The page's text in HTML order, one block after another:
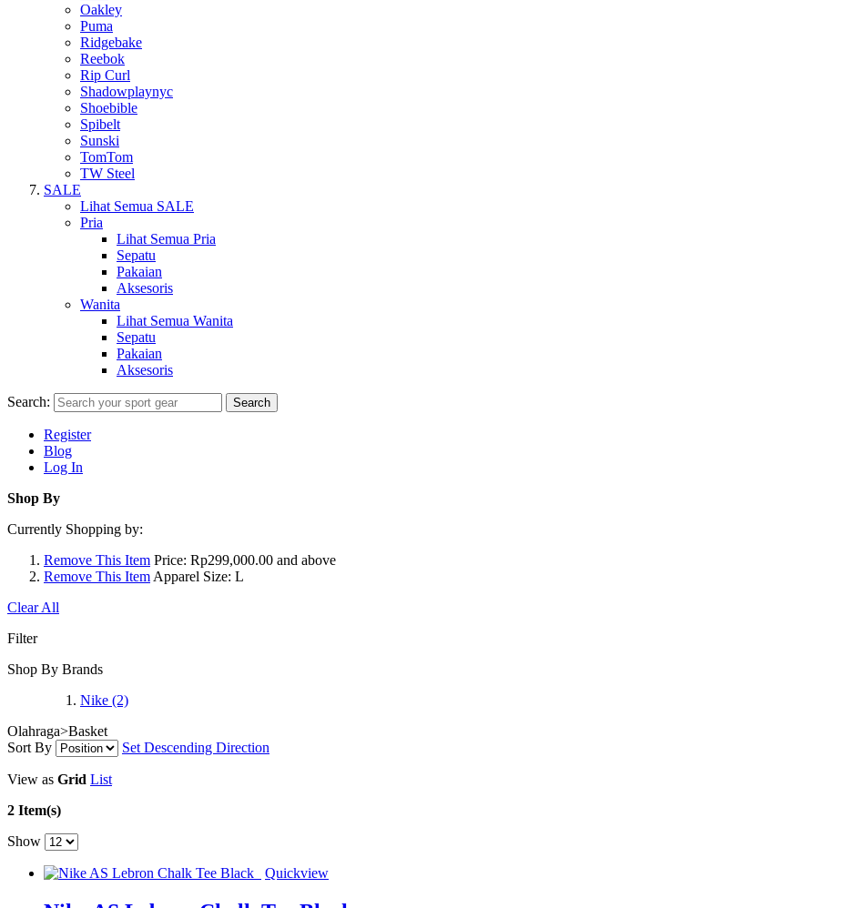
Oakley
Puma
Ridgebake
Reebok
Rip Curl
Shadowplaynyc
Shoebible
Spibelt
Sunski
TomTom
TW Steel
SALE
Lihat Semua SALE
Pria
Lihat Semua Pria
Sepatu
Pakaian
Aksesoris
Wanita
Lihat Semua Wanita
Sepatu
Pakaian
Aksesoris
Search: Search
Register
Blog
Log In
Shop By
Currently Shopping by:
Remove This Item Price: Rp299,000.00 and above
Remove This Item Apparel Size: L
Clear All
Filter
Shop By Brands
Nike (2)
Olahraga>Basket
Sort By
Set Descending Direction
View as Grid List
2 Item(s)
Show
Quickview